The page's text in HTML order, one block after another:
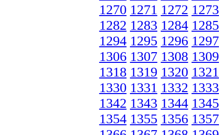
1270 1271 1272 1273
1282 1283 1284 1285
1294 1295 1296 1297
1306 1307 1308 1309
1318 1319 1320 1321
1330 1331 1332 1333
1342 1343 1344 1345
1354 1355 1356 1357